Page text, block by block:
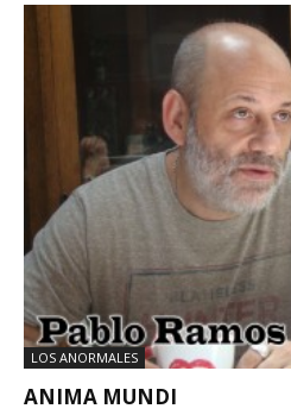
LOS ANORMALES
ANIMA MUNDI